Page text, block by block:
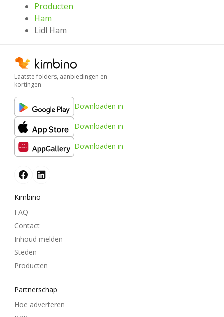
Producten
Ham
Lidl Ham
Laatste folders, aanbiedingen en
kortingen
Downloaden in
Downloaden in
Downloaden in
Kimbino
FAQ
Contact
Inhoud melden
Steden
Producten
Partnerschap
Hoe adverteren